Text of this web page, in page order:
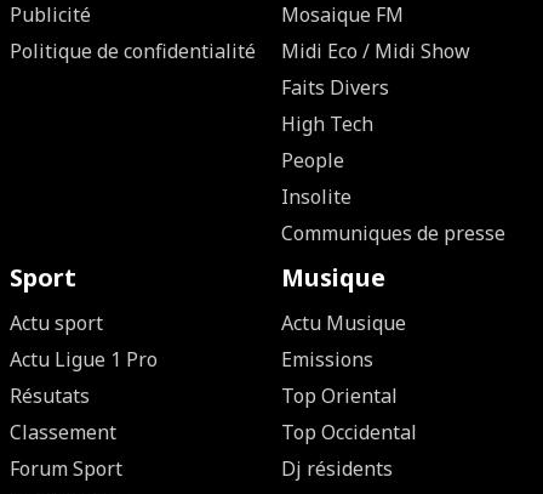
Publicité
Politique de confidentialité
Mosaique FM
Midi Eco / Midi Show
Faits Divers
High Tech
People
Insolite
Communiques de presse
Sport
Actu sport
Actu Ligue 1 Pro
Résutats
Classement
Forum Sport
Musique
Actu Musique
Emissions
Top Oriental
Top Occidental
Dj résidents